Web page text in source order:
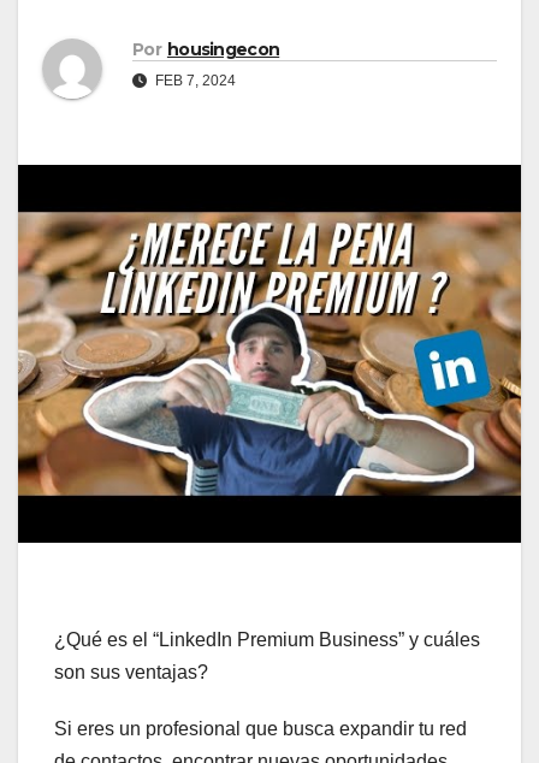
Por housingecon
FEB 7, 2024
¿Qué es el “LinkedIn Premium Business” y cuáles
son sus ventajas?
Si eres un profesional que busca expandir tu red